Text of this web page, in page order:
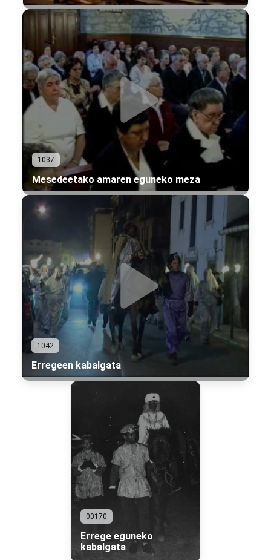
1037
Mesedeetako amaren eguneko meza
1042
Erregeen kabalgata
00170
Errege eguneko
kabalgata